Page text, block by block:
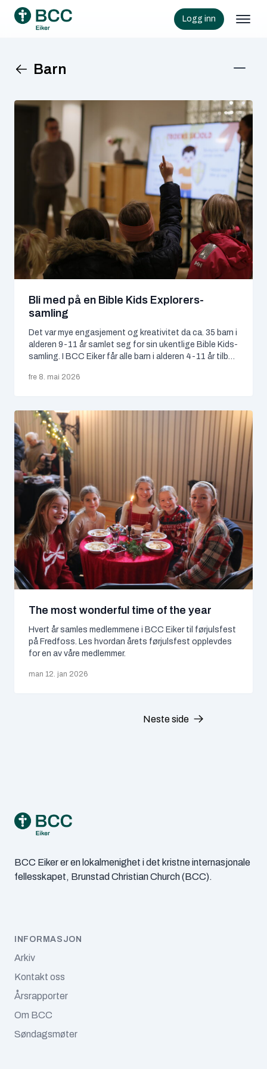
Logg inn
Barn
Bli med på en Bible Kids Explorers-
samling
Det var mye engasjement og kreativitet da ca. 35 barn i
alderen 9-11 år samlet seg for sin ukentlige Bible Kids-
samling. I BCC Eiker får alle barn i alderen 4-11 år tilbud
som søndagsmøtene. Her lærer de historier fra bibelen
fre 8. mai 2026
The most wonderful time of the year
Hvert år samles medlemmene i BCC Eiker til førjulsfest
på Fredfoss. Les hvordan årets førjulsfest opplevdes
for en av våre medlemmer.
man 12. jan 2026
Neste side
KATEGORIER
Senior
Ukategorisert
Ungdom
ARKIVER
juni 2026
april 2026
februar 2026
oktober 2025
september 2025
juni 2025
mai 2025
april 2025
mars 2025
februar 2025
januar 2025
desember 2024
november 2024
april 2024
februar 2024
juli 2023
juni 2023
BCC Eiker er en lokalmenighet i det kristne internasjonale
fellesskapet, Brunstad Christian Church (BCC).
INFORMASJON
Arkiv
Kontakt oss
Årsrapporter
Om BCC
Søndagsmøter